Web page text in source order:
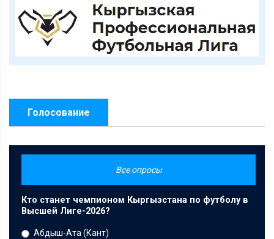
Голосование
Все опросы
Кто станет чемпионом Кыргызстана по футболу в
Высшей Лиге-2026?
Абдыш-Ата (Кант)